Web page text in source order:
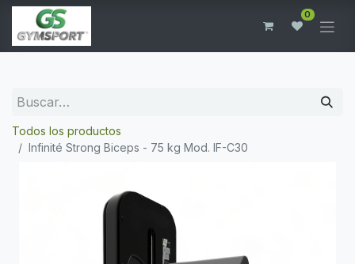
0
Todos los productos
Infinité Strong Biceps - 75 kg Mod. IF-C30